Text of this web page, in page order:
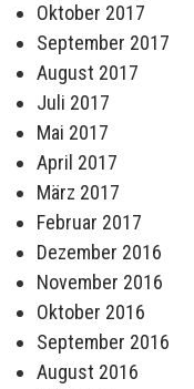
Oktober 2017
September 2017
August 2017
Juli 2017
Mai 2017
April 2017
März 2017
Februar 2017
Dezember 2016
November 2016
Oktober 2016
September 2016
August 2016